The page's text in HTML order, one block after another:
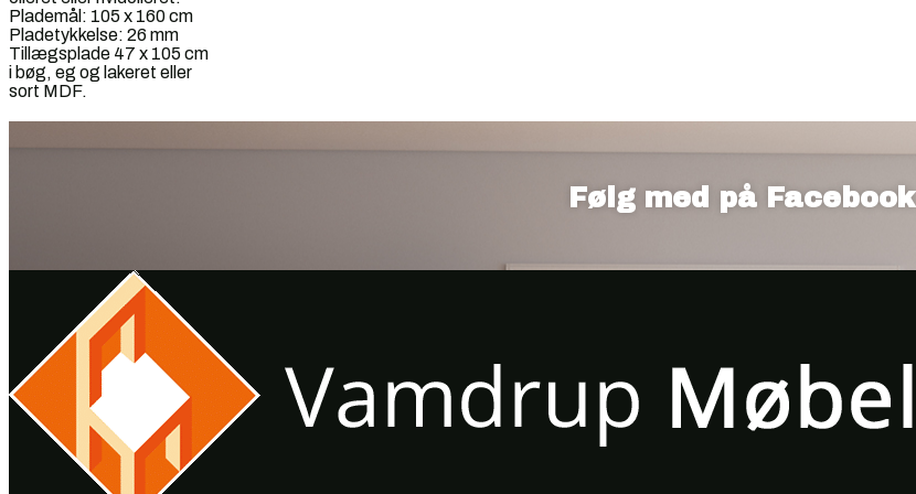
Plademål: 105 x 160 cm
Pladetykkelse: 26 mm
Tillægsplade 47 x 105 cm
i bøg, eg og lakeret eller
sort MDF.
Følg med på Facebook